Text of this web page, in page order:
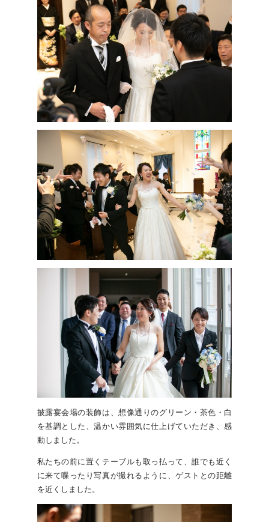
披露宴会場の装飾は、想像通りのグリーン・茶色・白
を基調とした、温かい雰囲気に仕上げていただき、感
動しました。
私たちの前に置くテーブルも取っ払って、誰でも近く
に来て喋ったり写真が撮れるように、ゲストとの距離
を近くしました。